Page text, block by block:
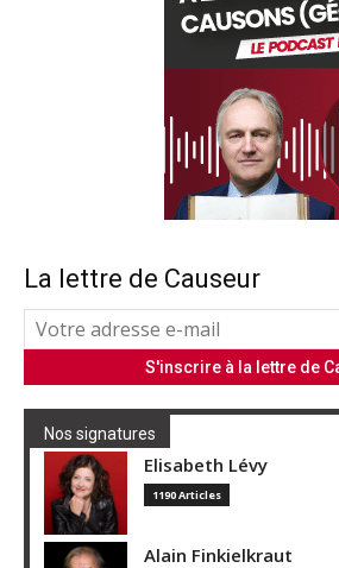
La lettre de Causeur
Nos signatures
Elisabeth Lévy
1190 Articles
Alain Finkielkraut